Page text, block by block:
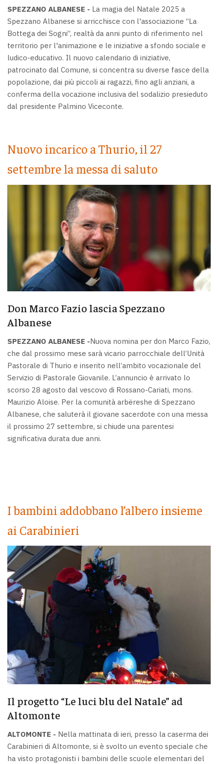
SPEZZANO ALBANESE - La magia del Natale 2025 a
Spezzano Albanese si arricchisce con l'associazione “La
Bottega dei Sogni”, realtà da anni punto di riferimento nel
territorio per l'animazione e le iniziative a sfondo sociale e
ludico-educativo. Il nuovo calendario di iniziative,
patrocinato dal Comune, si concentra su diverse fasce della
popolazione, dai più piccoli ai ragazzi, fino agli anziani, a
conferma della vocazione inclusiva del sodalizio presieduto
dal presidente Palmino Viceconte.
Nuovo incarico a Thurio, il 27
settembre la messa di saluto
Don Marco Fazio lascia Spezzano
Albanese
SPEZZANO ALBANESE -Nuova nomina per don Marco Fazio,
che dal prossimo mese sarà vicario parrocchiale dell’Unità
Pastorale di Thurio e inserito nell’ambito vocazionale del
Servizio di Pastorale Giovanile. L’annuncio è arrivato lo
scorso 28 agosto dal vescovo di Rossano-Cariati, mons.
Maurizio Aloise. Per la comunità arbëreshe di Spezzano
Albanese, che saluterà il giovane sacerdote con una messa
il prossimo 27 settembre, si chiude una parentesi
significativa durata due anni.
I bambini addobbano l’albero insieme
ai Carabinieri
Il progetto “Le luci blu del Natale” ad
Altomonte
ALTOMONTE - Nella mattinata di ieri, presso la caserma dei
Carabinieri di Altomonte, si è svolto un evento speciale che
ha visto protagonisti i bambini delle scuole elementari del